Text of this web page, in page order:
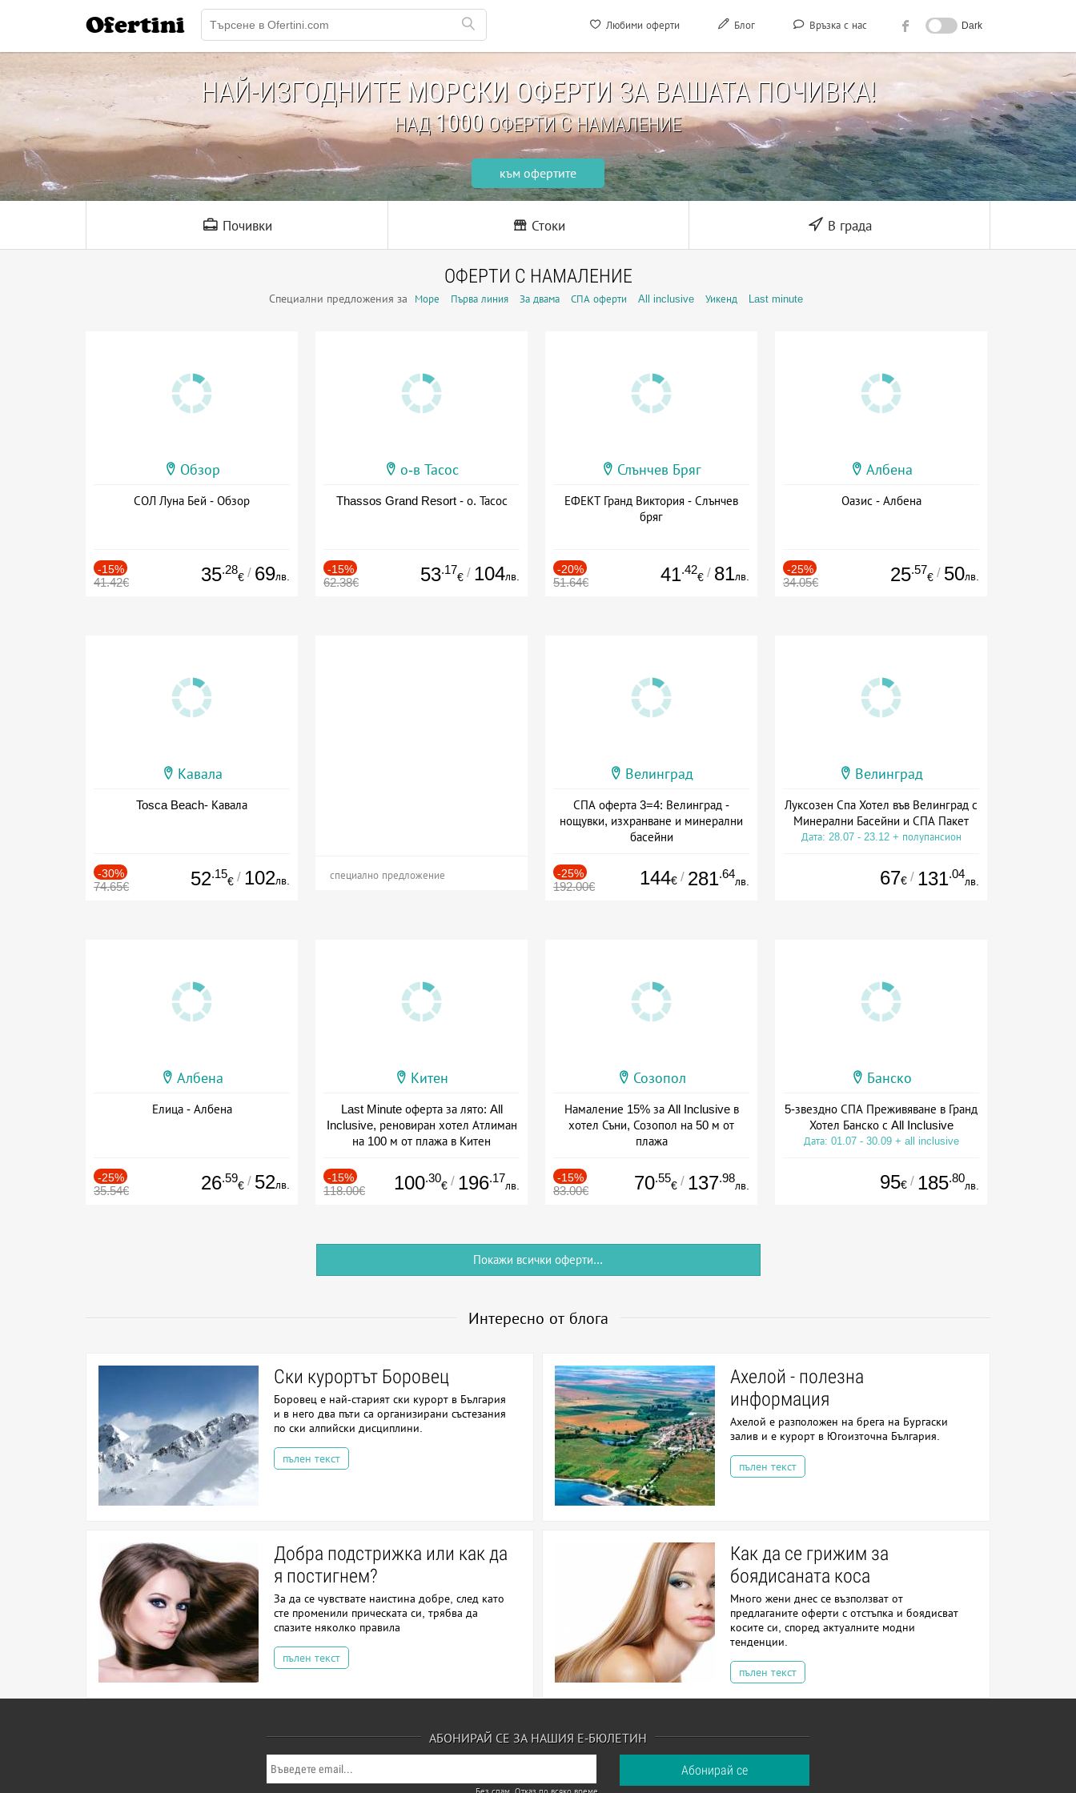
Любими оферти Блог Връзка с нас Dark
Ofertini
НАЙ-ИЗГОДНИТЕ МОРСКИ ОФЕРТИ ЗА ВАШАТА ПОЧИВКА!
НАД1000ОФЕРТИ С НАМАЛЕНИЕ
към офертите
Почивки Стоки В града
ОФЕРТИ С НАМАЛЕНИЕ
Специални предложения за Море Първа линия За двама СПА оферти All inclusive Уикенд Last minute
Обзор
СОЛ Луна Бей - Обзор
-15%
41.42€ 35.28
€ / 69лв.
о-в Тасос
Thassos Grand Resort - о. Тасос
-15%
62.38€ 53.17
€ / 104лв.
Слънчев Бряг
ЕФЕКТ Гранд Виктория - Слънчев
бряг
-20%
51.64€ 41.42
€ / 81лв.
Албена
Оазис - Албена
-25%
34.05€ 25.57
€ / 50лв.
Кавала
Tosca Beach- Кавала
-30%
74.65€ 52.15
€ / 102лв. специално предложение
Велинград
СПА оферта 3=4: Велинград -
нощувки, изхранване и минерални
басейни
-25%
192.00€ 144€ / 281.64
лв.
Велинград
Луксозен Спа Хотел във Велинград с
Минерални Басейни и СПА Пакет
Дата: 28.07 - 23.12 + полупансион
67€ / 131.04
лв.
Албена
Елица - Албена
-25%
35.54€ 26.59
€ / 52лв.
Китен
Last Minute оферта за лято: All
Inclusive, реновиран хотел Атлиман
на 100 м от плажа в Китен
-15%
118.00€ 100.30
€ / 196.17
лв.
Созопол
Намаление 15% за All Inclusive в
хотел Съни, Созопол на 50 м от
плажа
-15%
83.00€ 70.55
€ / 137.98
лв.
Банско
5-звездно СПА Преживяване в Гранд
Хотел Банско с All Inclusive
Дата: 01.07 - 30.09 + all inclusive
95€ / 185.80
лв.
Покажи всички оферти...
Интересно от блога
Ски курортът Боровец
Боровец е най-старият ски курорт в България
и в него два пъти са организирани състезания
по ски алпийски дисциплини.
пълен текст
Ахелой - полезна
информация
Ахелой е разположен на брега на Бургаски
залив и е курорт в Югоизточна България.
пълен текст
Добра подстрижка или как да
я постигнем?
За да се чувствате наистина добре, след като
сте променили прическата си, трябва да
спазите няколко правила
пълен текст
Как да се грижим за
боядисаната коса
Много жени днес се възползват от
предлаганите оферти с отстъпка и боядисват
косите си, според актуалните модни
тенденции.
пълен текст
АБОНИРАЙ СЕ ЗА НАШИЯ Е-БЮЛЕТИН